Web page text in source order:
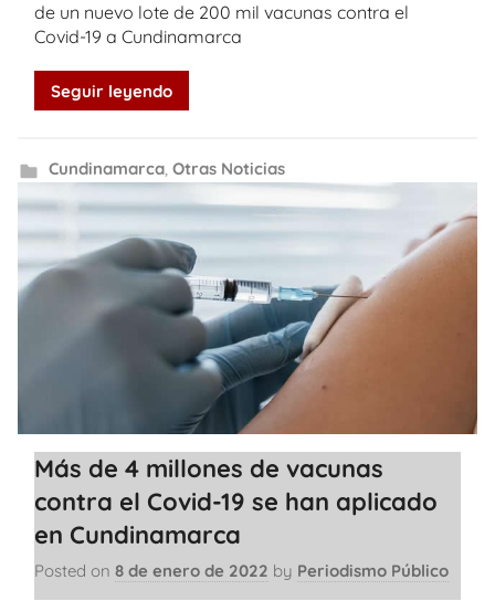
de un nuevo lote de 200 mil vacunas contra el
Covid-19 a Cundinamarca
Seguir leyendo
Cundinamarca, Otras Noticias
Más de 4 millones de vacunas
contra el Covid-19 se han aplicado
en Cundinamarca
Posted on 8 de enero de 2022 by Periodismo Público